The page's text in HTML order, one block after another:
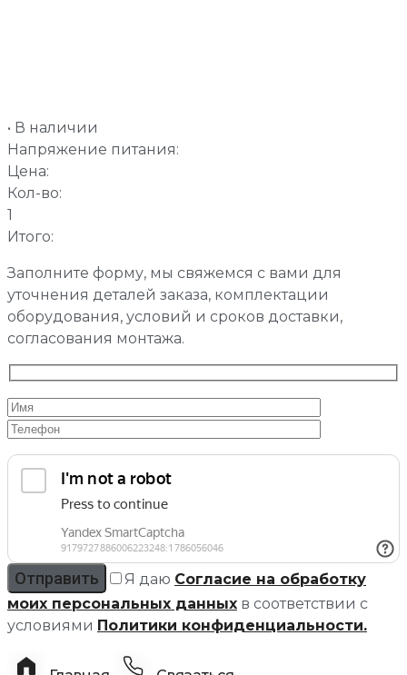
• В наличии
Напряжение питания:
Цена:
Кол-во:
1
Итого:
Заполните форму, мы свяжемся с вами для
уточнения деталей заказа, комплектации
оборудования, условий и сроков доставки,
согласования монтажа.
Я даю Согласие на обработку
моих персональных данных в соответствии с
условиями Политики конфиденциальности.